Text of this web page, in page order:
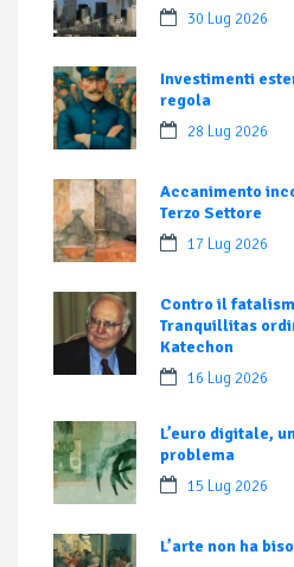
30 Lug 2026
Investimenti
regola
28 Lug 2026
Accanimento
Terzo Settore
17 Lug 2026
Contro il
Tranquillitas
Katechon
16 Lug 2026
L’euro digitale,
problema
15 Lug 2026
L’arte non ha